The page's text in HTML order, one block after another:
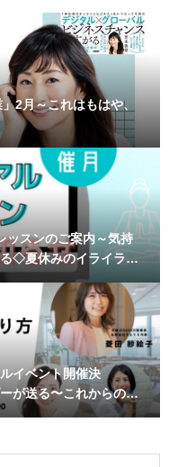
2月～これはもはや、
スンのご案内～気持
◇夏休みのイライラマ
イベント開催決
が送る〜これからの起
創り方